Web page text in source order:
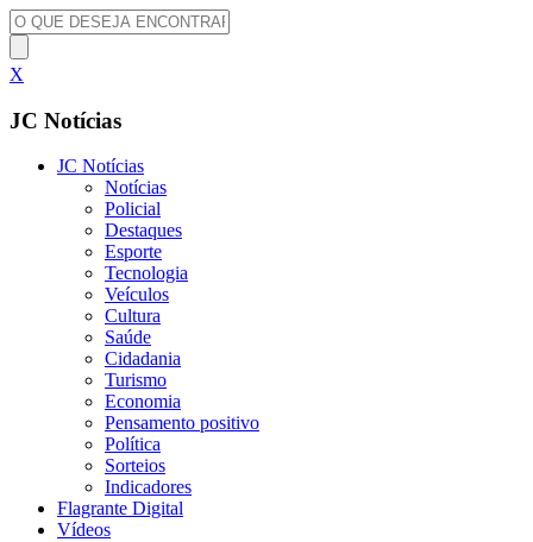
X
JC Notícias
JC Notícias
Notícias
Policial
Destaques
Esporte
Tecnologia
Veículos
Cultura
Saúde
Cidadania
Turismo
Economia
Pensamento positivo
Política
Sorteios
Indicadores
Flagrante Digital
Vídeos